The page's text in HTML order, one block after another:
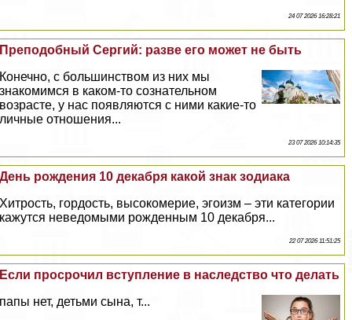
24 07 2026 16:28:21
Преподобный Сергий: разве его может не быть
Конечно, с большинством из них мы
знакомимся в каком-то сознательном
возрасте, у нас появляются с ними какие-то
личные отношения...
23 07 2026 10:14:35
День рождения 10 декабря какой знак зодиака
Хитрость, гордость, высокомерие, эгоизм – эти категории
кажутся неведомыми рожденным 10 декабря...
22 07 2026 11:51:25
Если просрочил вступление в наследство что делать
папы нет, детьми сына, т...